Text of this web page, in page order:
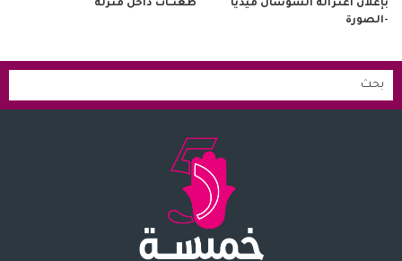
بإعلان اعتزاله السوشال ميديا
-الصورة
طعنــات داخل منزله